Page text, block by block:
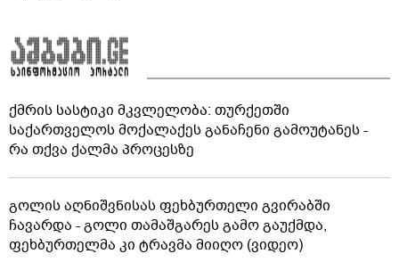
ქმრის სასტიკი მკვლელობა: თურქეთში
საქართველოს მოქალაქეს განაჩენი გამოუტანეს -
რა თქვა ქალმა პროცესზე
გოლის აღნიშვნისას ფეხბურთელი გვირაბში
ჩავარდა - გოლი თამაშგარეს გამო გაუქმდა,
ფეხბურთელმა კი ტრავმა მიიღო (ვიდეო)